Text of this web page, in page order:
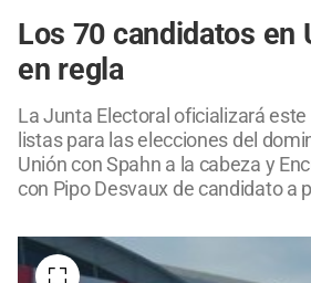
Los 70 candidatos en
en regla
La Junta Electoral oficializará
listas para las elecciones del
Unión con Spahn a la cabeza y
con Pipo Desvaux de candidato a